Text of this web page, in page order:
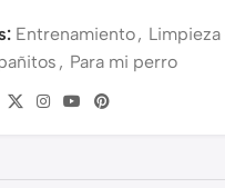
Entrenamiento,
, Para mi perro